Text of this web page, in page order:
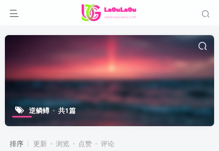
逆鳞鳟 共1篇
排序 更新 浏览 点赞 评论